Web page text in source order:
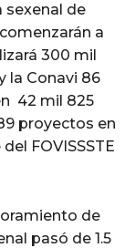
sexenal de
a
300 mil
la Conavi 86
42 mil 825
proyectos en
FOVISSSTE
de
pasó de 1.5